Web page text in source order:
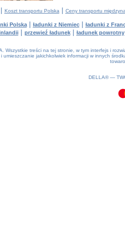
| Koszt transportu Polska | Ceny transportu
Polska| ładunki z Niemiec| ładunki z
| przewieź ładunek| ładunek powrotny
Wszystkie treści na tej stronie, w tym interfejs i
umieszczanie jakichkolwiek informacji w innych
DELLA® —